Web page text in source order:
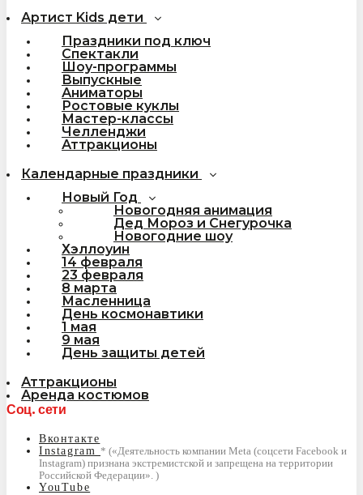
Артист Kids дети
Праздники под ключ
Спектакли
Шоу-программы
Выпускные
Аниматоры
Ростовые куклы
Мастер-классы
Челленджи
Аттракционы
Календарные праздники
Новый Год
Новогодняя анимация
Дед Мороз и Снегурочка
Новогодние шоу
Хэллоуин
14 февраля
23 февраля
8 марта
Масленница
День космонавтики
1 мая
9 мая
День защиты детей
Аттракционы
Аренда костюмов
Соц. сети
Вконтакте
Instagram
YouTube